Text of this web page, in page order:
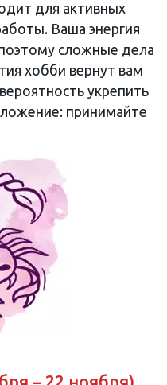
для активных
Ваша энергия
сложные дела
хобби вернут вам
укрепить
принимайте